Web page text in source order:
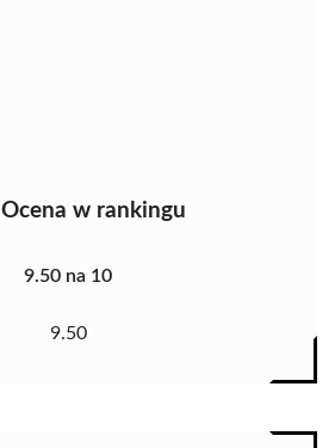
Ocena w rankingu
9.50 na 10
9.50